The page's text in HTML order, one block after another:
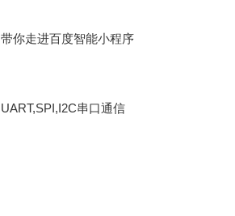
带你走进百度智能小程序
UART,SPI,I2C串口通信